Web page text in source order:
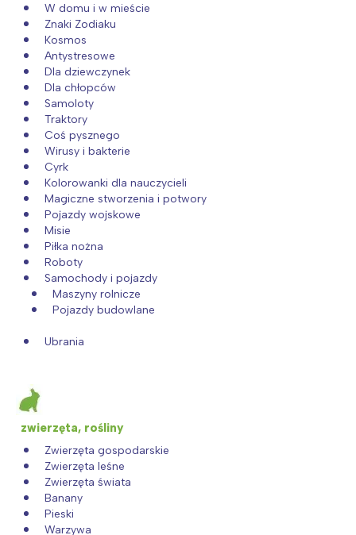
W domu i w mieście
Znaki Zodiaku
Kosmos
Antystresowe
Dla dziewczynek
Dla chłopców
Samoloty
Traktory
Coś pysznego
Wirusy i bakterie
Cyrk
Kolorowanki dla nauczycieli
Magiczne stworzenia i potwory
Pojazdy wojskowe
Misie
Piłka nożna
Roboty
Samochody i pojazdy
Maszyny rolnicze
Pojazdy budowlane
Ubrania
zwierzęta, rośliny
Zwierzęta gospodarskie
Zwierzęta leśne
Zwierzęta świata
Banany
Pieski
Warzywa